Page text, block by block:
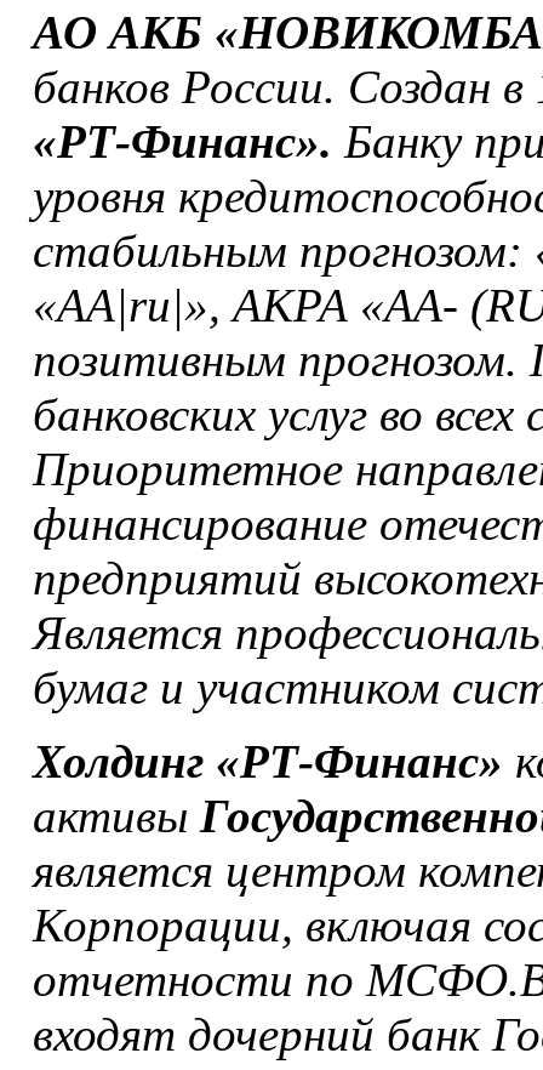
АО АКБ
банков России. Создан
«РТ-Финанс». Банку
уровня
стабильным
«АА|ru|», АКРА «АА-
позитивным прогнозом.
банковских услуг во
Приоритетное
финансирование
предприятий
Является
бумаг и участником
Холдинг «РТ-Финанс»
активы
является центром
Корпорации, включая
отчетности по МСФО.В
входят дочерний банк